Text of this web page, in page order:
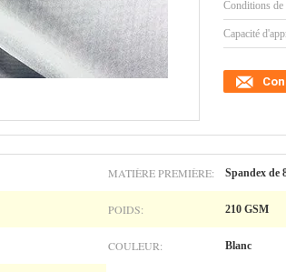
Conditions de
Capacité
MATIÈRE PREMIÈRE: Spandex de
POIDS: 210 GSM
COULEUR: Blanc